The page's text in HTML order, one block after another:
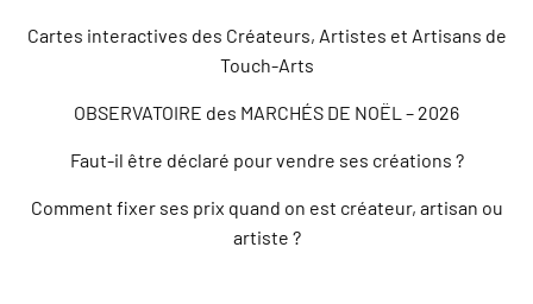
Cartes interactives des Créateurs, Artistes et Artisans de
Touch-Arts
OBSERVATOIRE des MARCHÉS DE NOËL – 2026
Faut-il être déclaré pour vendre ses créations ?
Comment fixer ses prix quand on est créateur, artisan ou
artiste ?